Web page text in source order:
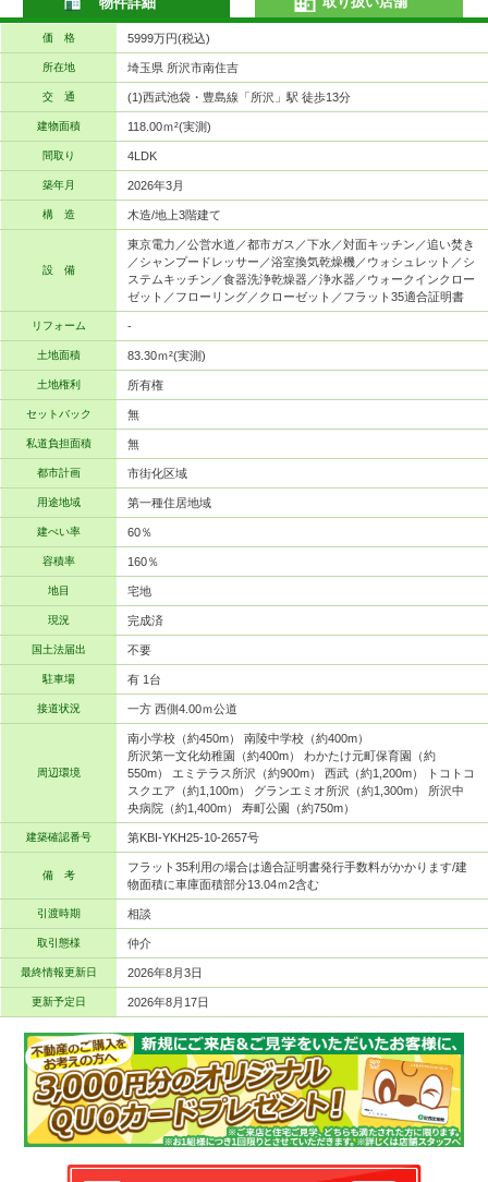
価 格 5999万円(税込)
所在地 埼玉県 所沢市南住吉
交 通 (1)西武池袋・豊島線「所沢」駅 徒歩13分
建物面積 118.00ｍ²(実測)
間取り 4LDK
築年月 2026年3月
構 造 木造/地上3階建て
設 備
東京電力／公営水道／都市ガス／下水／対面キッチン／追い焚き
／シャンプードレッサー／浴室換気乾燥機／ウォシュレット／シ
ステムキッチン／食器洗浄乾燥器／浄水器／ウォークインクロー
ゼット／フローリング／クローゼット／フラット35適合証明書
リフォーム -
土地面積 83.30ｍ²(実測)
土地権利 所有権
セットバック 無
私道負担面積 無
都市計画 市街化区域
用途地域 第一種住居地域
建ぺい率 60％
容積率 160％
地目 宅地
現況 完成済
国土法届出 不要
駐車場 有 1台
接道状況 一方 西側4.00ｍ公道
周辺環境
南小学校（約450m） 南陵中学校（約400m）
所沢第一文化幼稚園（約400m） わかたけ元町保育園（約
550m） エミテラス所沢（約900m） 西武（約1,200m） トコトコ
スクエア（約1,100m） グランエミオ所沢（約1,300m） 所沢中
央病院（約1,400m） 寿町公園（約750m）
建築確認番号 第KBI-YKH25-10-2657号
備 考
フラット35利用の場合は適合証明書発行手数料がかかります/建
物面積に車庫面積部分13.04ｍ2含む
引渡時期 相談
取引態様 仲介
最終情報更新日 2026年8月3日
更新予定日 2026年8月17日